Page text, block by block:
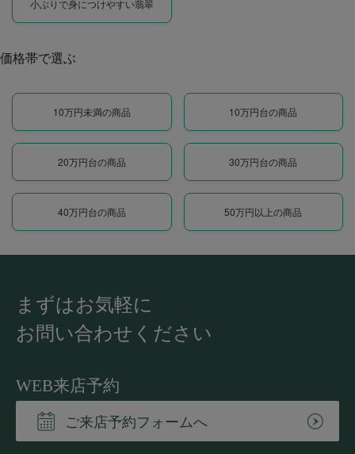
小ぶりで身につけやすい翡翠
価格帯で選ぶ
10万円未満の商品 10万円台の商品
20万円台の商品 30万円台の商品
40万円台の商品 50万円以上の商品
まずはお気軽に
お問い合わせください
WEB来店予約
ご来店予約フォームへ